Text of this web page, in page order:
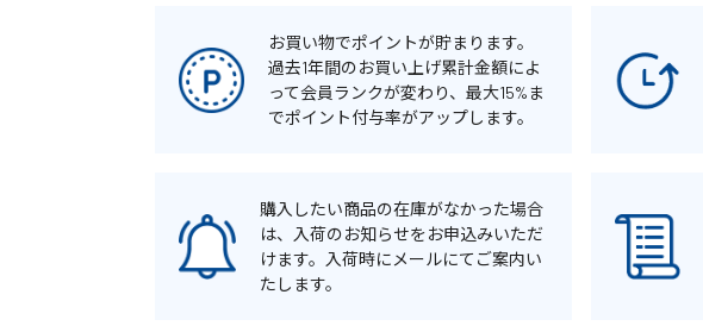
お買い物でポイントが貯まります。
過去1年間のお買い上げ累計金額によ
って会員ランクが変わり、最大15%ま
でポイント付与率がアップします。
購入したい商品の在庫がなかった場合
は、入荷のお知らせをお申込みいただ
けます。入荷時にメールにてご案内い
たします。